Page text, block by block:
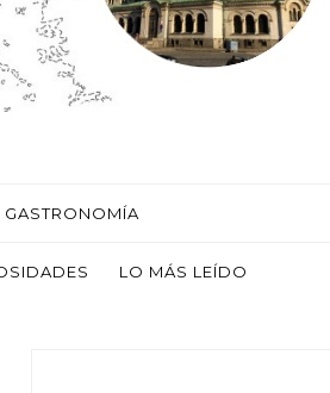
GASTRONOMÍA
LO MÁS LEÍDO